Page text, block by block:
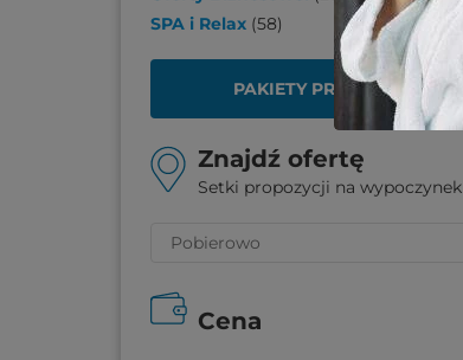
SPA i Relax (58)
PAKIETY PREZENTOWE
Znajdź ofertę
Setki propozycji na wypoczynek
Cena